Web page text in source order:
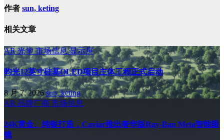
作者 sun, keting
相关文章
AR光学市场信息显示屏
昀光12英寸硅基OLED项目主体工程正式启动
8 月 7, 2026sun, keting
AR 品牌厂商 市场信息
24K黄金、纯银打造，Caviar推出奢华版Ray-Ban Meta智能眼
镜